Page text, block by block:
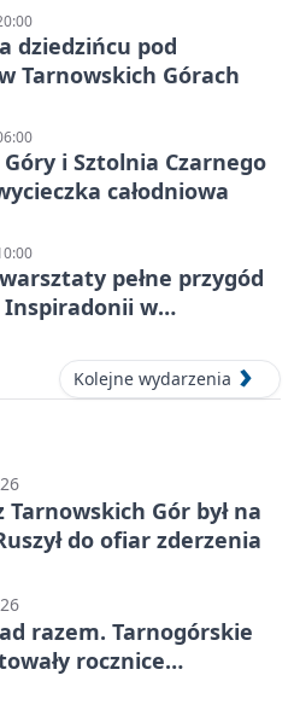
dziedzińcu pod
Tarnowskich Górach
i Sztolnia Czarnego
całodniowa
pełne przygód
Inspiradonii w
Kolejne wydarzenia
Tarnowskich Gór był na
do ofiar zderzenia
razem. Tarnogórskie
rocznice